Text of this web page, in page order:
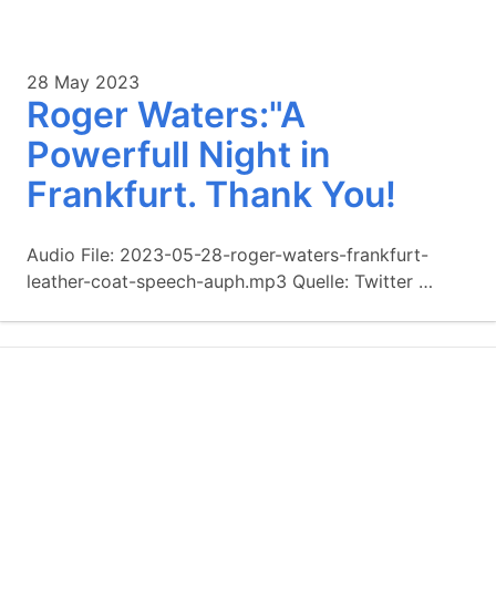
28 May 2023
Roger Waters:"A
Powerfull Night in
Frankfurt. Thank You!
Audio File: 2023-05-28-roger-waters-frankfurt-
leather-coat-speech-auph.mp3 Quelle: Twitter …